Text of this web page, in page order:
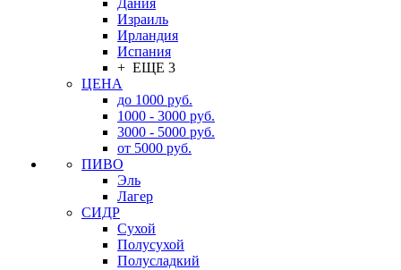
Дания
Израиль
Ирландия
Испания
+ ЕЩЕ 3
ЦЕНА
до 1000 руб.
1000 - 3000 руб.
3000 - 5000 руб.
от 5000 руб.
ПИВО
Эль
Лагер
СИДР
Сухой
Полусухой
Полусладкий